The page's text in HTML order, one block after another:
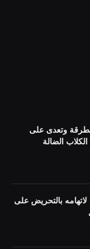
وتعدى على
الضالة
بالتحريض على